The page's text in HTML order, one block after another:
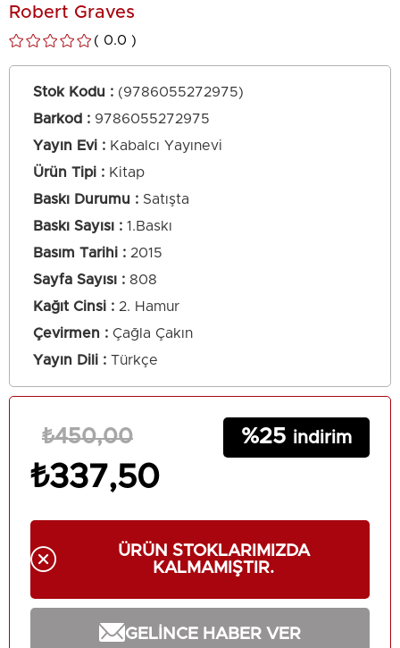
Robert Graves
0.0
Stok Kodu
(9786055272975)
Barkod : 9786055272975
Yayın Evi
Kabalcı Yayınevi
Ürün Tipi
Kitap
Baskı Durumu
Satışta
Baskı Sayısı
1.Baskı
Basım Tarihi
2015
Sayfa Sayısı
808
Kağıt Cinsi
2. Hamur
Çevirmen
Çağla Çakın
Yayın Dili
Türkçe
₺450,00
₺337,50
25
ÜRÜN STOKLARIMIZDA
KALMAMIŞTIR.
GELINCE HABER VER